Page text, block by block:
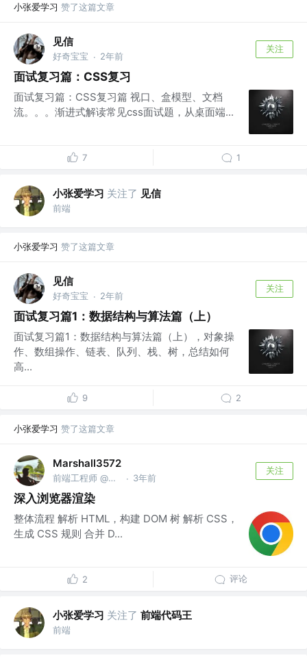
小张爱学习 赞了这篇文章
见信
好奇宝宝 · 2年前
关注
面试复习篇：CSS复习
面试复习篇：CSS复习篇 视口、盒模型、文档
流。。。渐进式解读常见css面试题，从桌面端...
7 1
小张爱学习 关注了 见信
前端
小张爱学习 赞了这篇文章
见信
好奇宝宝 · 2年前
关注
面试复习篇1：数据结构与算法篇（上）
面试复习篇1：数据结构与算法篇（上），对象操
作、数组操作、链表、队列、栈、树，总结如何
高...
9 2
小张爱学习 赞了这篇文章
Marshall3572
前端工程师 @字节跳动 · 3年前
关注
深入浏览器渲染
整体流程 解析 HTML，构建 DOM 树 解析 CSS，
生成 CSS 规则 合并 D...
2 评论
小张爱学习 关注了 前端代码王
前端